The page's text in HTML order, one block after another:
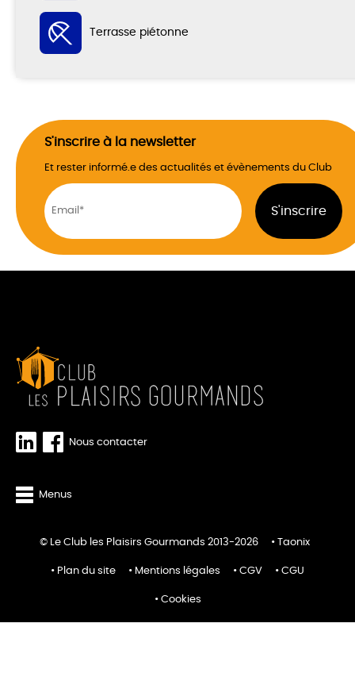
Terrasse piétonne
S'inscrire à la newsletter
Et rester informé.e des actualités et évènements du Club
Nous contacter
Menus
© Le Club les Plaisirs Gourmands 2013-2026 Taonix
Plan du site Mentions légales CGV CGU
Cookies